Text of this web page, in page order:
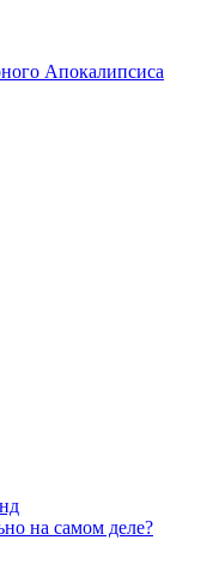
Апокалипсиса
на самом деле?